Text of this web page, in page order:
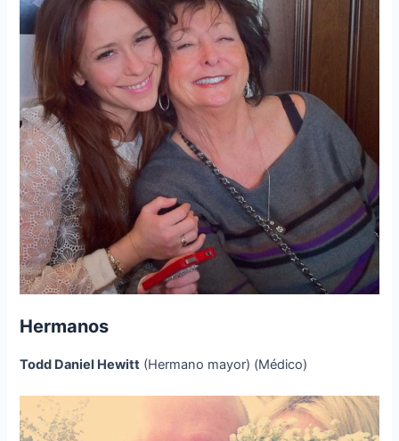
Hermanos
Todd Daniel Hewitt (Hermano mayor) (Médico)